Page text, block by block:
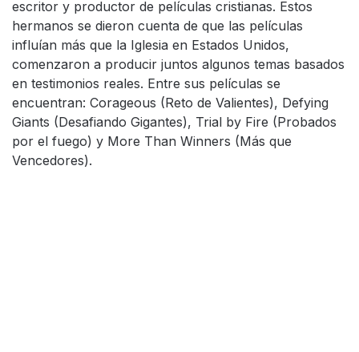
escritor y productor de películas cristianas. Estos
hermanos se dieron cuenta de que las películas
influían más que la Iglesia en Estados Unidos,
comenzaron a producir juntos algunos temas basados
en testimonios reales. Entre sus películas se
encuentran: Corageous (Reto de Valientes), Defying
Giants (Desafiando Gigantes), Trial by Fire (Probados
por el fuego) y More Than Winners (Más que
Vencedores).